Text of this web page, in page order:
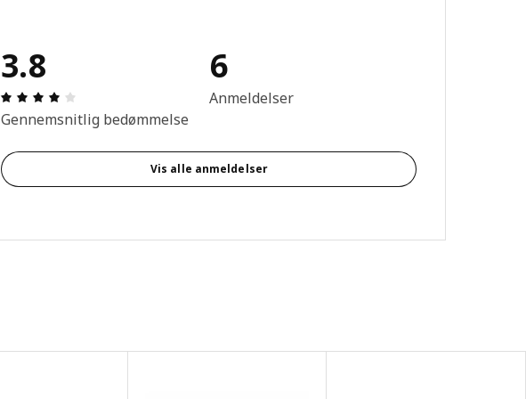
3.8
Anmeldelse: 3.8 Ud af 5 Stjerner. Anmeldelser i alt: 6
Gennemsnitlig bedømmelse
6
Anmeldelser
Vis alle anmeldelser